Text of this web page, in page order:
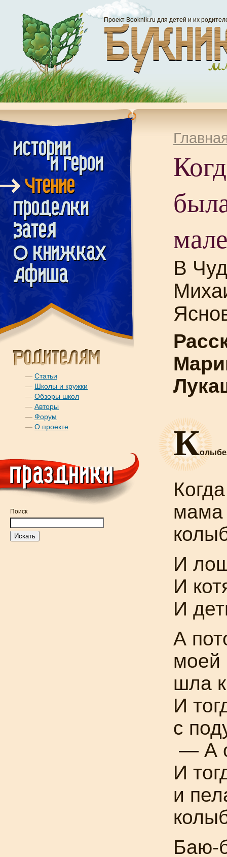
Проект Booknik.ru для детей и их
— Статьи
— Школы и кружки
— Обзоры школ
— Авторы
— Форум
— О проекте
Поиск
В
К
мама
И
И
И
А
моей
шла
И
с
— А
И
и
Баю-